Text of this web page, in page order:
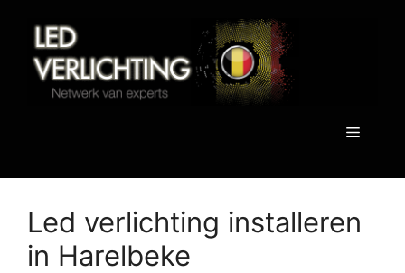
inhoud
Menu
Led verlichting installeren
in Harelbeke